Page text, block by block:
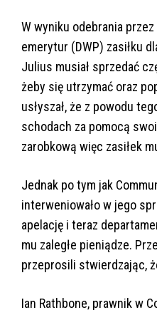
W wyniku odebrania
emerytur (DWP) zasiłku
Julius musiał sprzedać
żeby się utrzymać oraz
usłyszał, że z powodu
schodach za pomocą
zarobkową więc zasiłek
Jednak po tym jak
interweniowało w jego
apelację i teraz
mu zaległe pieniądze.
przeprosili stwierdzając,
Ian Rathbone, prawnik w